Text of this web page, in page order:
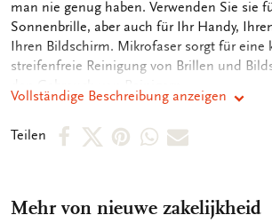
man nie genug haben. Verwenden Sie sie
Sonnenbrille, aber auch für Ihr Handy,
Ihren Bildschirm. Mikrofaser sorgt für eine
streifenfreie Reinigung von Brillen und
den Gebrauch von Reinigern.
Vollständige Beschreibung anzeigen
Teilen
Per Per Per PerPer
Mehr von nieuwe zakelijkheid